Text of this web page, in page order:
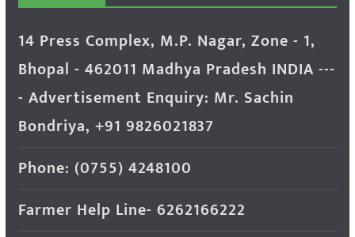
14 Press Complex, M.P. Nagar, Zone - 1,
Bhopal - 462011 Madhya Pradesh INDIA ---
- Advertisement Enquiry: Mr. Sachin
Bondriya, +91 9826021837
Phone: (0755) 4248100
Farmer Help Line- 6262166222